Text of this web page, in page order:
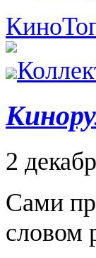
Кино
2
Сами
словом